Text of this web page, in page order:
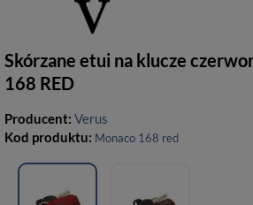
Skórzane etui na klucze
168 RED
Producent: Verus
Kod produktu: Monaco 168 red